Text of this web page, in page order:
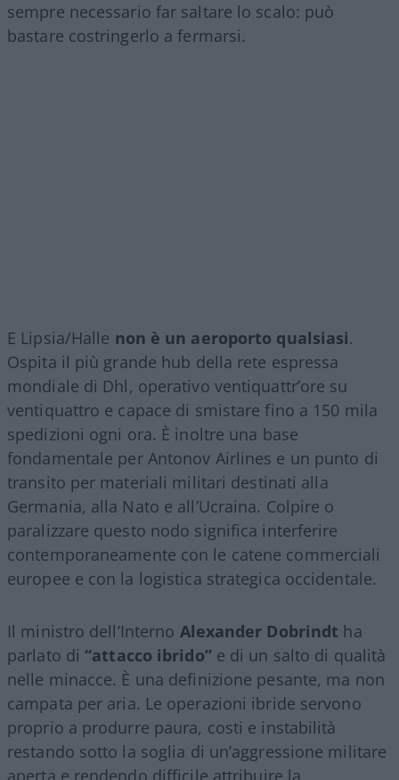
sempre necessario far saltare lo scalo: può
bastare costringerlo a fermarsi.
E Lipsia/Halle non è un aeroporto qualsiasi.
Ospita il più grande hub della rete espressa
mondiale di Dhl, operativo ventiquattr’ore su
ventiquattro e capace di smistare fino a 150 mila
spedizioni ogni ora. È inoltre una base
fondamentale per Antonov Airlines e un punto di
transito per materiali militari destinati alla
Germania, alla Nato e all’Ucraina. Colpire o
paralizzare questo nodo significa interferire
contemporaneamente con le catene commerciali
europee e con la logistica strategica occidentale.
Il ministro dell’Interno Alexander Dobrindt ha
parlato di“attacco ibrido”e di un salto di qualità
nelle minacce. È una definizione pesante, ma non
campata per aria. Le operazioni ibride servono
proprio a produrre paura, costi e instabilità
restando sotto la soglia di un’aggressione militare